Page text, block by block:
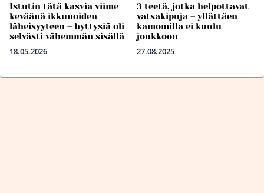
Istutin tätä kasvia viime
keväänä ikkunoiden
läheisyyteen – hyttysiä oli
selvästi vähemmän sisällä
18.05.2026
3 teetä, jotka helpottavat
vatsakipuja – yllättäen
kamomilla ei kuulu
joukkoon
27.08.2025